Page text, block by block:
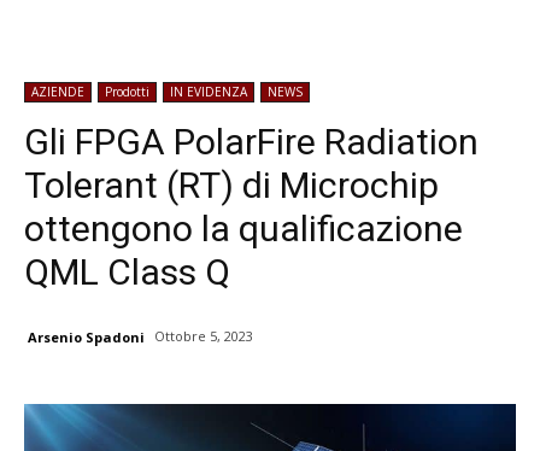
AZIENDE Prodotti IN EVIDENZA NEWS
Gli FPGA PolarFire Radiation
Tolerant (RT) di Microchip
ottengono la qualificazione
QML Class Q
Arsenio Spadoni Ottobre 5, 2023